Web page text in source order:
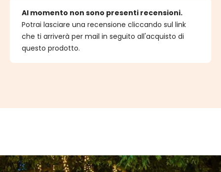
Al momento non sono presenti recensioni.
Potrai lasciare una recensione cliccando sul link
che ti arriverà per mail in seguito all'acquisto di
questo prodotto.